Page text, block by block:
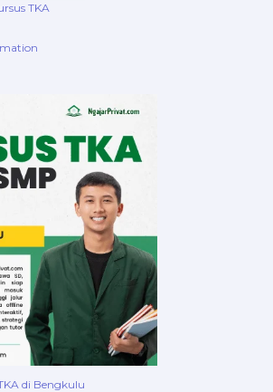
TKA
di Bengkulu